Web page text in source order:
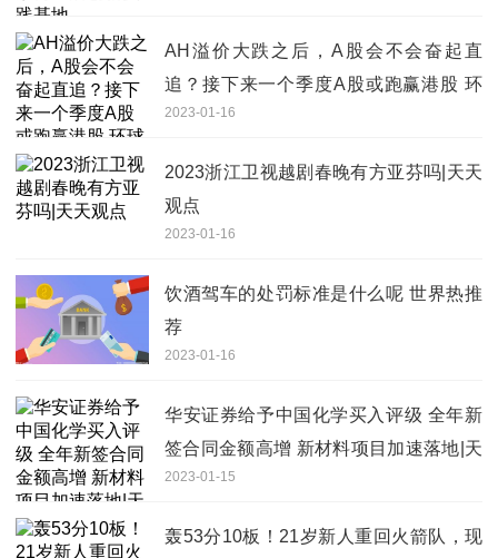
AH溢价大跌之后，A股会不会奋起直
追？接下来一个季度A股或跑赢港股 环
球看点
2023-01-16
2023浙江卫视越剧春晚有方亚芬吗|天天
观点
2023-01-16
饮酒驾车的处罚标准是什么呢 世界热推
荐
2023-01-16
华安证券给予中国化学买入评级 全年新
签合同金额高增 新材料项目加速落地|天
天速看
2023-01-15
轰53分10板！21岁新人重回火箭队，现